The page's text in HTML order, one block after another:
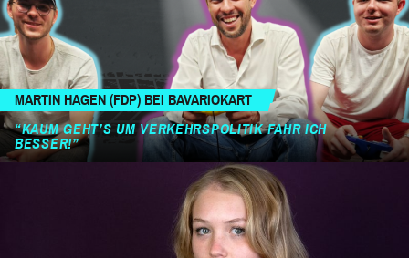
MARTIN HAGEN (FDP) BEI BAVARIOKART
“KAUM GEHT’S UM VERKEHRSPOLITIK FAHR ICH
BESSER!”